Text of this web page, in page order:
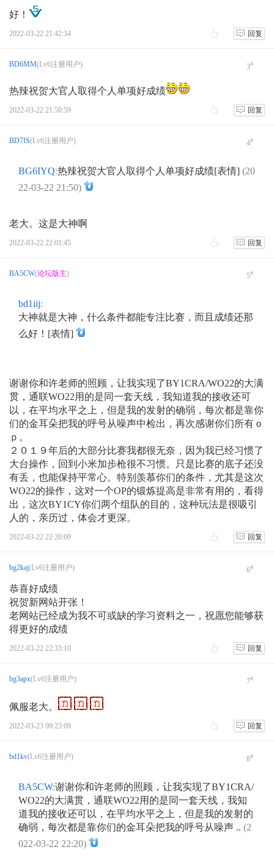
好！
2022-03-22 21:42:34 回复
BD6MM(Lv6注册用户) 3#
热辣祝贺大官人取得个人单项好成绩
2022-03-22 21:50:59 回复
BD7IS(Lv6注册用户) 4#
BG6IYQ:热辣祝贺大官人取得个人单项好成绩[表情] (20
22-03-22 21:50)
老大。这是大神啊
2022-03-22 22:01:45 回复
BA5CW(论坛版主) 5#
bd1iij:
大神就是大神，什么条件都能专注比赛，而且成绩还那
么好！[表情]
谢谢你和许老师的照顾，让我实现了BY1CRA/WO22的大满
贯，通联WO22用的是同一套天线，我知道我的接收还可
以，在平均水平之上，但是我的发射的确弱，每次都是靠你
们的金耳朵把我的呼号从噪声中检出，再次感谢你们所有ｏ
ｐ。
２０１９年后的大部分比赛我都很无奈，因为我已经习惯了
大台操作，回到小米加步枪很不习惯。只是比赛的底子还没
有丢，也能保持平常心。特别羡慕你们的条件，尤其是这次
WO22的操作，这对一个OP的锻炼提高是非常有用的，看得
出，这次BY1CY你们两个组队的目的，这种玩法是很吸引
人的，亲历过，体会才更深。
2022-03-22 22:20:09 回复
bg2kaj(Lv6注册用户) 6#
恭喜好成绩
祝贺新网站开张！
老网站已经成为我不可或缺的学习资料之一，祝愿您能够获
得更好的成绩
2022-03-22 22:33:10 回复
bg3apx(Lv6注册用户) 7#
佩服老大。
2022-03-23 09:23:09 回复
bd1kv(Lv6注册用户) 8#
BA5CW:谢谢你和许老师的照顾，让我实现了BY1CRA/
WO22的大满贯，通联WO22用的是同一套天线，我知
道我的接收还可以，在平均水平之上，但是我的发射的
确弱，每次都是靠你们的金耳朵把我的呼号从噪声 .. (2
022-03-22 22:20)